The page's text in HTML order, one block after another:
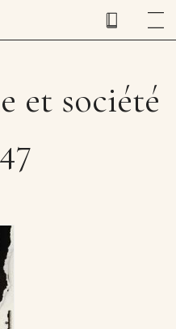
et société